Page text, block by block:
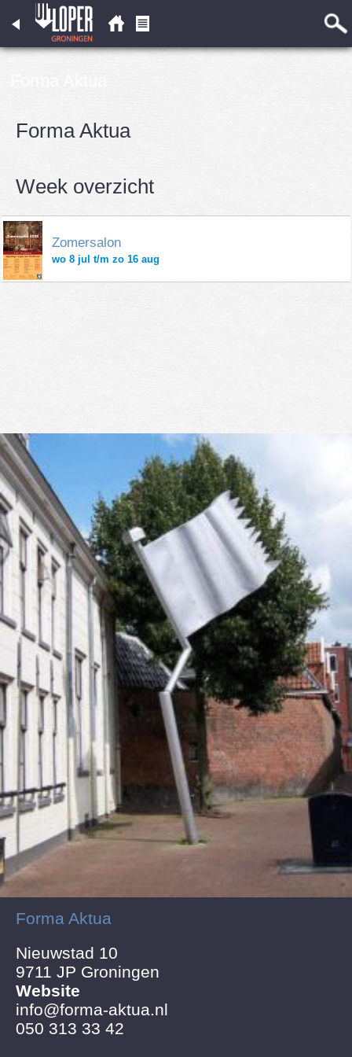
Forma Aktua
Week overzicht
Zomersalon
wo 8 jul t/m zo 16 aug
Forma Aktua
Nieuwstad 10
9711 JP Groningen
Website
info@forma-aktua.nl
050 313 33 42